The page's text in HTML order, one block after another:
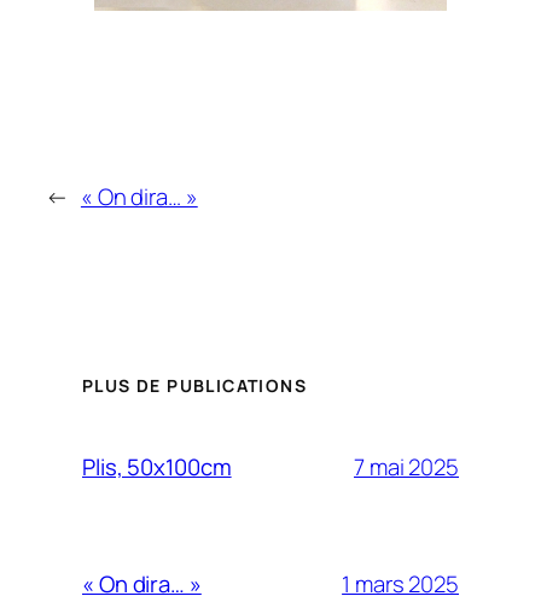
← « On dira… »
PLUS DE PUBLICATIONS
Plis, 50x100cm 7 mai 2025
« On dira… » 1 mars 2025